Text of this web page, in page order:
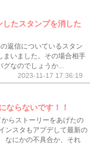
たスタンプを消した
返信についているスタン
まいました。その場合相手
なのでしょうか...
2023-11-17 17:36:19
ならないです！！
らストーリーをあげたの
ンスタもアプデして最新の
なにかの不具合か、それ